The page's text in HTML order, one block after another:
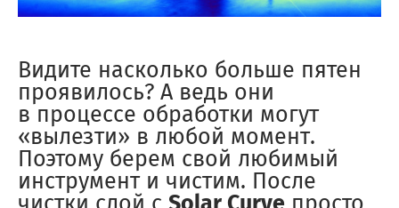
Видите насколько больше пятен
проявилось? А ведь они
в процессе обработки могут
«вылезти» в любой момент.
Поэтому берем свой любимый
инструмент и чистим. После